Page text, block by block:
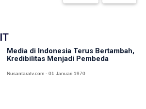
Media di Indonesia Terus Bertambah,
Kredibilitas Menjadi Pembeda
Nusantaratv.com - 01 Januari 1970